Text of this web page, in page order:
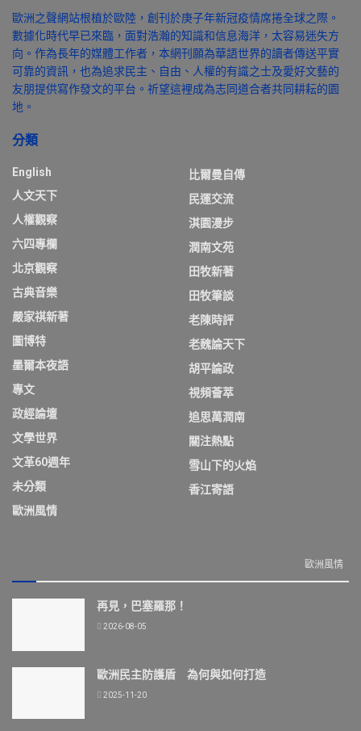
歐洲之聲網站根植於歐陸，創刊於庚子年新冠疫情席捲全球之際。
數據化時代早已來臨，面對浩瀚的知識和信息海洋，太容易迷失方
向。作為長年的媒體工作者，本網刊願為華語世界的讀者傳送平實
可靠的資訊，也為追求民主、自由、人權的有識之士及愛好文藝的
友朋提供寫作發文的平台。祈望這裡成為志同道合者共同耕耘的園
地。
分類
English
人文天下
人權觀察
六四專欄
北京觀察
古典音樂
嚴家祺新著
圖博特
墨爾本夜語
專文
政經論壇
文學世界
文革60週年
未分類
歐洲風情
比爾曼自傳
民運交流
淇園漫步
潤南文苑
田牧新著
田牧筆談
老陳時評
老魏論天下
胡平論政
視頻薈萃
追思萬潤南
關注熱點
雪山下的火焰
香江寄語
歐洲風情
再見，巴塞羅那！
2026-08-05
歐洲民主防護盾 為何與如何打造
2025-11-20